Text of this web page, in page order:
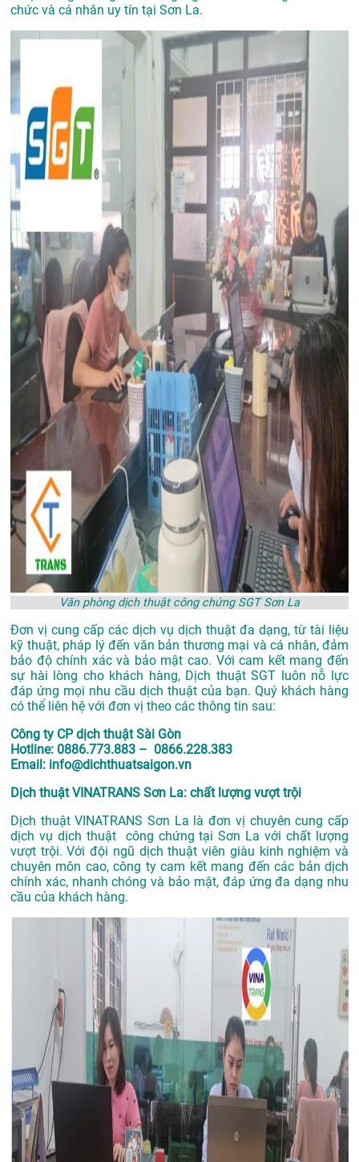
chức và cá nhân uy tín tại Sơn La.
Văn phòng dịch thuật công chứng SGT Sơn La
Đơn vị cung cấp các dịch vụ dịch thuật đa dạng, từ tài liệu
kỹ thuật, pháp lý đến văn bản thương mại và cá nhân, đảm
bảo độ chính xác và bảo mật cao. Với cam kết mang đến
sự hài lòng cho khách hàng, Dịch thuật SGT luôn nỗ lực
đáp ứng mọi nhu cầu dịch thuật của bạn. Quý khách hàng
có thể liên hệ với đơn vị theo các thông tin sau:
Công ty CP dịch thuật Sài Gòn
Hotline: 0886.773.883 – 0866.228.383
Email: info@dichthuatsaigon.vn
Dịch thuật VINATRANS Sơn La: chất lượng vượt trội
Dịch thuật VINATRANS Sơn La là đơn vị chuyên cung cấp
dịch vụ dịch thuật công chứng tại Sơn La với chất lượng
vượt trội. Với đội ngũ dịch thuật viên giàu kinh nghiệm và
chuyên môn cao, công ty cam kết mang đến các bản dịch
chính xác, nhanh chóng và bảo mật, đáp ứng đa dạng nhu
cầu của khách hàng.